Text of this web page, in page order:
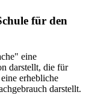
für den
eine
darstellt, die für
erhebliche
darstellt.